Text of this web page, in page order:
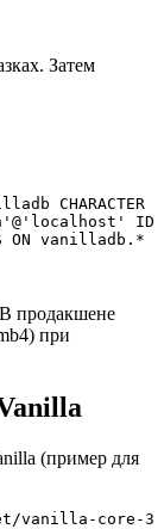
Затем
ON
В продакшене
при
(пример для
vanilla-core-